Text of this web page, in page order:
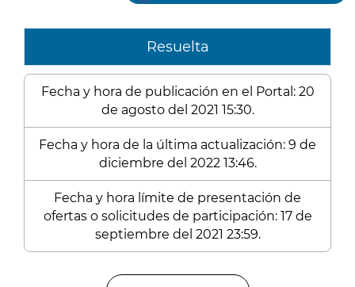
Resuelta
Fecha y hora de publicación en el Portal: 20
de agosto del 2021 15:30.
Fecha y hora de la última actualización: 9 de
diciembre del 2022 13:46.
Fecha y hora límite de presentación de
ofertas o solicitudes de participación: 17 de
septiembre del 2021 23:59.